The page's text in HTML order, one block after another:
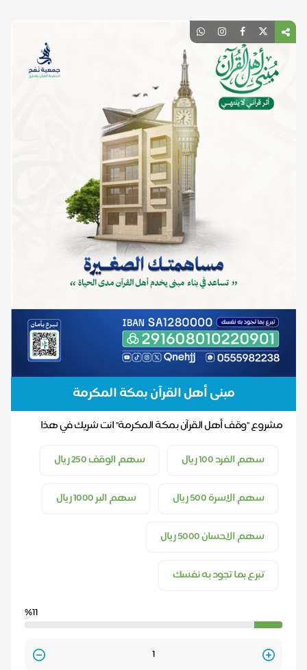
مبنى أهل القرآن بمكة المكرمة
مشروع "وقف أهل القرآن بمكة المكرمة" انت شريك في هذا
سهم الفرد 100 ريال
سهم الوقف 250 ريال
سهم الاسرة 500 ريال سهم البر 1000 ريال
سهم الاحسان 5000 ريال
تبرع بما تجود به نفسك
%11
Quantity